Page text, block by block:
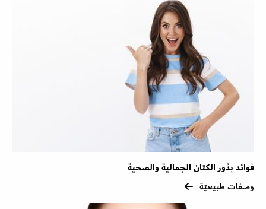
فوائد بذور الكتان الجمالية والصحية
وصفات طبيعيّة